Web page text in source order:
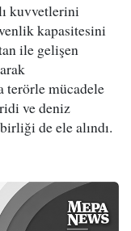
kuvvetlerini
kapasitesini
ile gelişen
terörle mücadele
ve deniz
de ele alındı.